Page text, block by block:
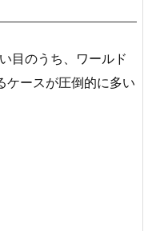
目のうち、ワールド
ースが圧倒的に多い